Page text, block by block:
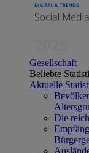
Gesellschaft
Beliebte
Aktuelle
Die